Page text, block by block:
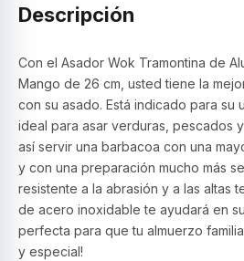
Descripción
Con el Asador Wok Tramontina de
Mango de 26 cm, usted tiene la
con su asado. Está indicado para su
ideal para asar verduras, pescados
así servir una barbacoa con una
y con una preparación mucho más
resistente a la abrasión y a las altas
de acero inoxidable te ayudará en
perfecta para que tu almuerzo
y especial!